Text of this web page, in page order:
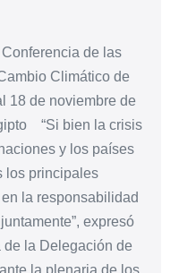
de las
Climático de
18 de noviembre de
“Si bien la crisis
y los países
los principales
la responsabilidad
expresó
de la Delegación de
la plenaria de los